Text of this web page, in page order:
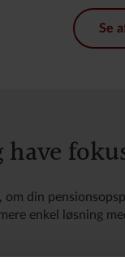
Se
din
enkel løsning